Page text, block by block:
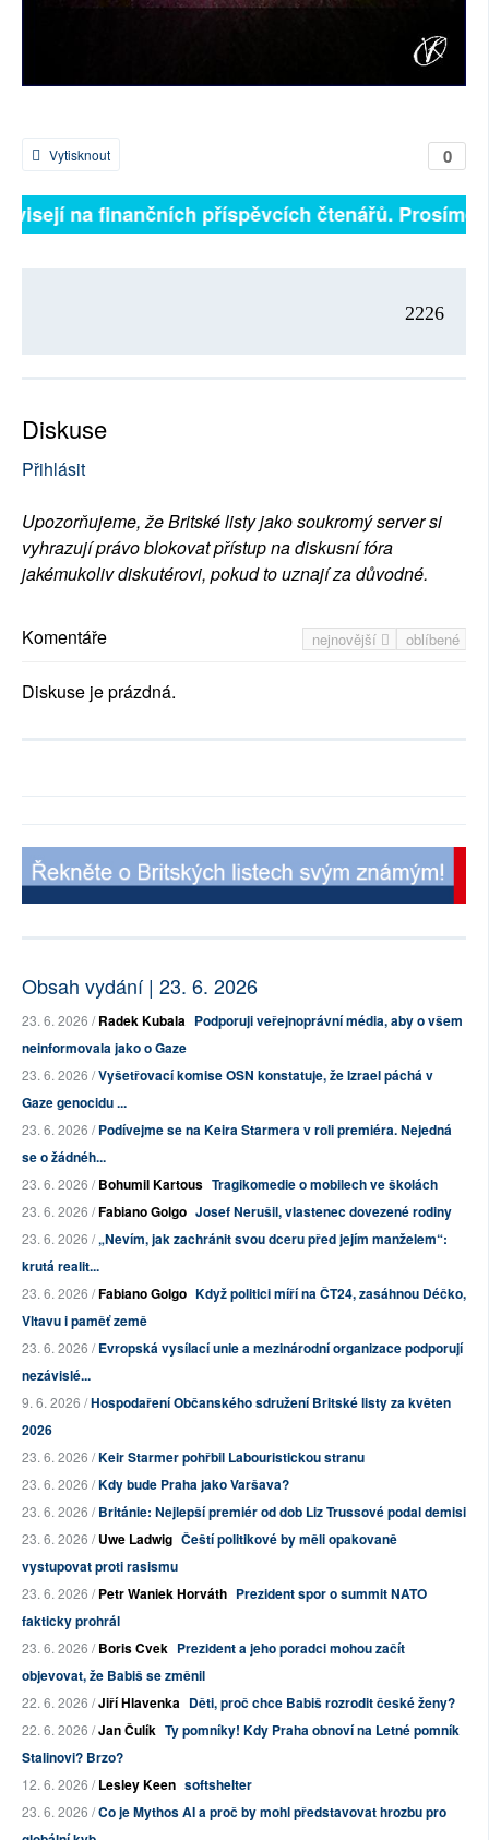
0
Vytisknout
na finančních příspěvcích čtenářů. Prosíme,
2226
Diskuse
Přihlásit
Upozorňujeme, že Britské listy jako soukromý server si
vyhrazují právo blokovat přístup na diskusní fóra
jakémukoliv diskutérovi, pokud to uznají za důvodné.
nejnovější oblíbené
Komentáře
Diskuse je prázdná.
Obsah vydání | 23. 6. 2026
23. 6. 2026 /Radek Kubala Podporuji veřejnoprávní média, aby o všem
neinformovala jako o Gaze
23. 6. 2026 /Vyšetřovací komise OSN konstatuje, že Izrael páchá v
Gaze genocidu ...
23. 6. 2026 /Podívejme se na Keira Starmera v roli premiéra. Nejedná
se o žádnéh...
23. 6. 2026 /Bohumil Kartous Tragikomedie o mobilech ve školách
23. 6. 2026 /Fabiano Golgo Josef Nerušil, vlastenec dovezené rodiny
23. 6. 2026 /„Nevím, jak zachránit svou dceru před jejím manželem“:
krutá realit...
23. 6. 2026 /Fabiano Golgo Když politici míří na ČT24, zasáhnou Déčko,
Vltavu i paměť země
23. 6. 2026 /Evropská vysílací unie a mezinárodní organizace podporují
nezávislé...
9. 6. 2026 /Hospodaření Občanského sdružení Britské listy za květen
2026
23. 6. 2026 /Keir Starmer pohřbil Labouristickou stranu
23. 6. 2026 /Kdy bude Praha jako Varšava?
23. 6. 2026 /Británie: Nejlepší premiér od dob Liz Trussové podal demisi
23. 6. 2026 /Uwe Ladwig Čeští politikové by měli opakovaně
vystupovat proti rasismu
23. 6. 2026 /Petr Waniek Horváth Prezident spor o summit NATO
fakticky prohrál
23. 6. 2026 /Boris Cvek Prezident a jeho poradci mohou začít
objevovat, že Babiš se změnil
22. 6. 2026 /Jiří Hlavenka Děti, proč chce Babiš rozrodit české ženy?
22. 6. 2026 /Jan Čulík Ty pomníky! Kdy Praha obnoví na Letné pomník
Stalinovi? Brzo?
12. 6. 2026 /Lesley Keen softshelter
23. 6. 2026 /Co je Mythos AI a proč by mohl představovat hrozbu pro